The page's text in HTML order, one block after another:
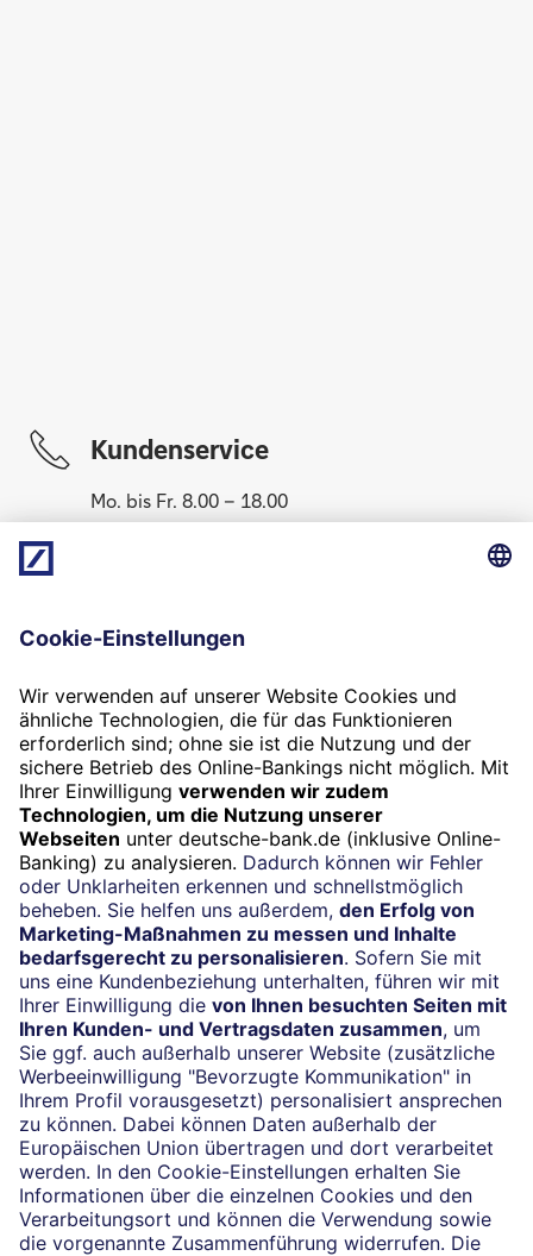
Kundenservice
Mo. bis Fr. 8.00 – 18.00
Newsletter
Jetzt anmelden
Impressum
Rechtliche Hinweise